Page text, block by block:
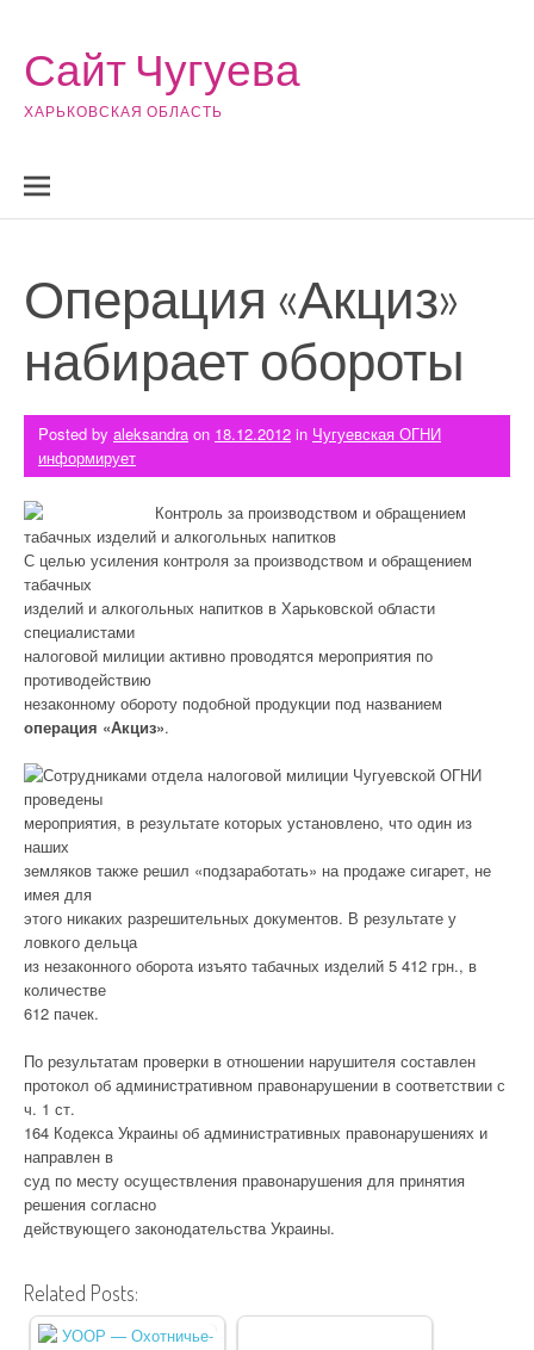
Сайт Чугуева
ХАРЬКОВСКАЯ ОБЛАСТЬ
Операция «Акциз»
набирает обороты
Posted by aleksandra on 18.12.2012 in Чугуевская ОГНИ
информирует
Контроль за производством и обращением
табачных изделий и алкогольных напитков
С целью усиления контроля за производством и обращением
табачных
изделий и алкогольных напитков в Харьковской области
специалистами
налоговой милиции активно проводятся мероприятия по
противодействию
незаконному обороту подобной продукции под названием
операция «Акциз».
Сотрудниками отдела налоговой милиции Чугуевской ОГНИ
проведены
мероприятия, в результате которых установлено, что один из
наших
земляков также решил «подзаработать» на продаже сигарет, не
имея для
этого никаких разрешительных документов. В результате у
ловкого дельца
из незаконного оборота изъято табачных изделий 5 412 грн., в
количестве
612 пачек.
По результатам проверки в отношении нарушителя составлен
протокол об административном правонарушении в соответствии с
ч. 1 ст.
164 Кодекса Украины об административных правонарушениях и
направлен в
суд по месту осуществления правонарушения для принятия
решения согласно
действующего законодательства Украины.
Related Posts: